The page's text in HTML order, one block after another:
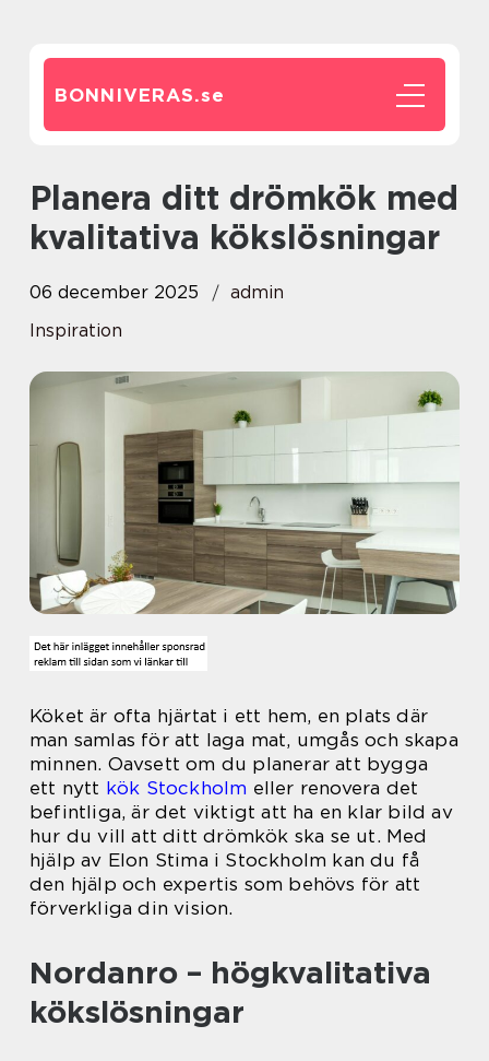
BONNIVERAS.se
Planera ditt drömkök med
kvalitativa kökslösningar
06 december 2025
admin
Inspiration
Köket är ofta hjärtat i ett hem, en plats där
man samlas för att laga mat, umgås och skapa
minnen. Oavsett om du planerar att bygga
ett nytt kök Stockholm eller renovera det
befintliga, är det viktigt att ha en klar bild av
hur du vill att ditt drömkök ska se ut. Med
hjälp av Elon Stima i Stockholm kan du få
den hjälp och expertis som behövs för att
förverkliga din vision.
Nordanro – högkvalitativa
kökslösningar